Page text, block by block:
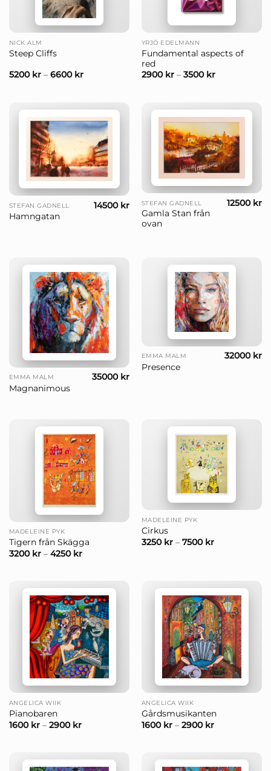
NICK ALM
Steep Cliffs
5200 kr– 6600 kr
YRJÖ EDELMANN
Fundamental aspects of
red
2900 kr– 3500 kr
STEFAN GADNELL
Hamngatan
14500 kr STEFAN GADNELL
Gamla Stan från
ovan
12500 kr
EMMA MALM
Magnanimous
35000 kr
EMMA MALM
Presence
32000 kr
MADELEINE PYK
Tigern från Skägga
3200 kr– 4250 kr
MADELEINE PYK
Cirkus
3250 kr– 7500 kr
ANGELICA WIIK
Pianobaren
1600 kr– 2900 kr
ANGELICA WIIK
Gårdsmusikanten
1600 kr– 2900 kr